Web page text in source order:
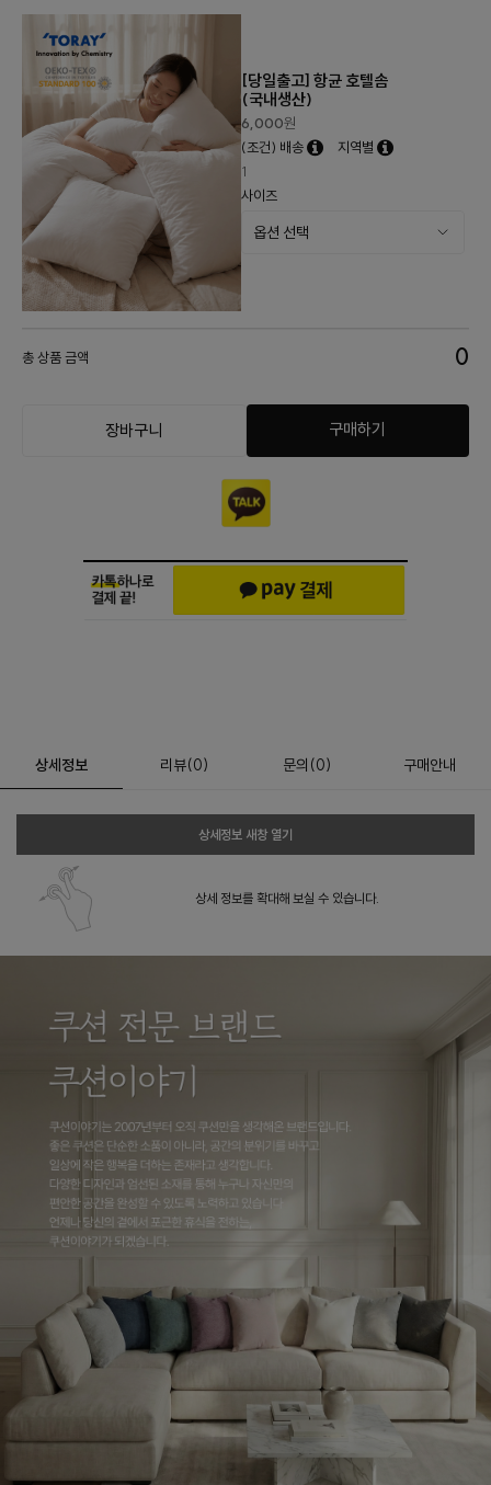
[당일출고] 항균 호텔솜
(국내생산)
6,000원
(조건) 배송
지역별
1
사이즈
총 상품 금액 0
장바구니 구매하기
상세정보 리뷰(0) 문의 (0) 구매안내
상세정보 새창 열기
상세 정보를 확대해 보실 수 있습니다.